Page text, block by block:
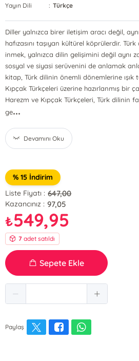
Yayın Dili
: Türkçe
Diller yalnızca birer iletişim aracı değil,
hafızasını taşıyan kültürel köprülerdir.
inmek, yalnızca dilin gelişimini değil aynı
sosyal ve siyasi serüvenini de anlamak
kitap, Türk dilinin önemli dönemlerine ışık
Kıpçak Türkçeleri üzerine hazırlanmış bir
Harezm ve Kıpçak Türkçeleri, Türk dilinin
ge...
Devamını Oku
% 15 İndirim
Liste Fiyatı : 647,00
Kazancınız : 97,05
₺549,95
7 adet satıldı
Sepete Ekle
Paylaş